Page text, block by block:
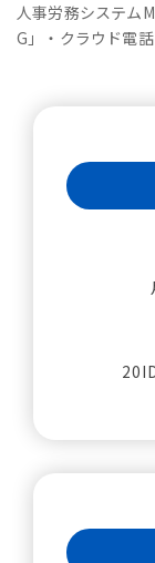
人事労務システム
G」・クラウド電